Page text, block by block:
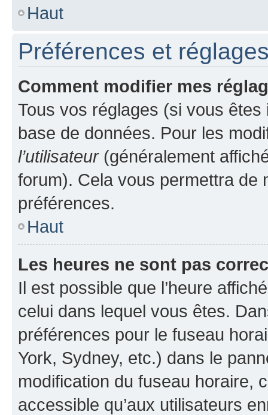
Haut
Préférences et
Comment modifier mes
Tous vos réglages (si vous
base de données. Pour les
l’utilisateur(généralement
forum). Cela vous permettra de
préférences.
Haut
Les heures ne sont pas
Il est possible que l’heure
celui dans lequel vous êtes.
préférences pour le fuseau
York, Sydney, etc.) dans le
modification du fuseau horaire,
accessible qu’aux utilisateurs